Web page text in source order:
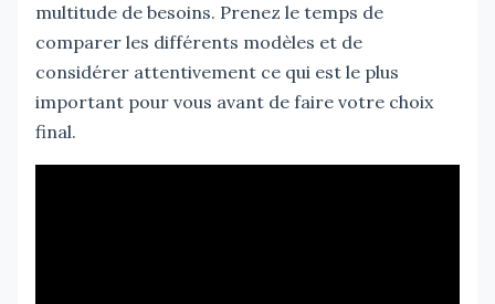
multitude de besoins. Prenez le temps de
comparer les différents modèles et de
considérer attentivement ce qui est le plus
important pour vous avant de faire votre choix
final.